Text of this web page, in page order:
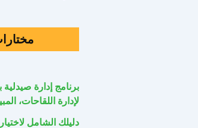
برنامج إدارة
لإدارة اللقاحات،
دليلك الشامل